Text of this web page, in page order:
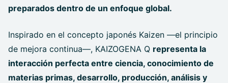
preparados dentro de un enfoque global.
Inspirado en el concepto japonés Kaizen —el principio
de mejora continua—, KAIZOGENA Q representa la
interacción perfecta entre ciencia, conocimiento de
materias primas, desarrollo, producción, análisis y